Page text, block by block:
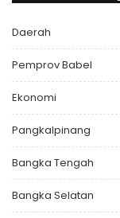
Daerah
Pemprov Babel
Ekonomi
Pangkalpinang
Bangka Tengah
Bangka Selatan